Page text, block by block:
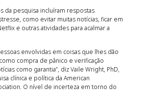
da pesquisa incluíram respostas
como evitar muitas notícias, ficar em
e outras atividades para acalmar a
envolvidas em coisas que lhes dão
compra de pânico e verificação
como garantia”, diz Vaile Wright, PhD,
clínica e política da American
O nível de incerteza em torno do